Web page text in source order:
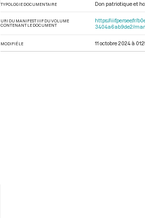
TYPOLOGIE DOCUMENTAIRE Don patriotique et
URI DU MANIFEST IIIF DU VOLUME
CONTENANT LE DOCUMENT
https://iiif.persee.fr/
3404a6ab9de2/
MODIFIÉ LE 11 octobre 2024 à